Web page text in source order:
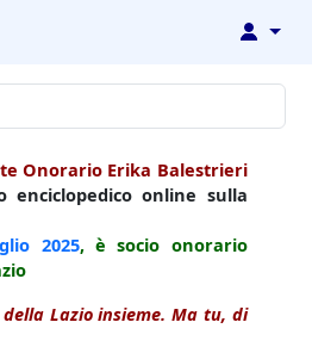
↓
Onorario Erika Balestrieri
online sulla
2025, è socio onorario
Lazio insieme. Ma tu, di